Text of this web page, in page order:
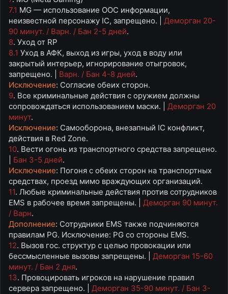
7.1 MG — использование OOC информации,
неизвестной персонажу IC, запрещено. | Деморган 20-
90 минут. / Варн. / Бан 2-5 дней.
8. Уход от RP
8.1 Уход в АФК, выход из игры, уход в воду или
закрытый интерьер, игнорирование отыгровок,
запрещено. | Варн. / Бан 4-8 дней.
Исключение: Согласие обеих сторон.
9. Все криминальные действия с оружием должны
сопровождаться использованием маски. | Деморган 20
минут.
Исключение: Самооборона, внезапный IC конфликт,
действия в Red Zone.
10. Вести огонь из транспортного средства запрещено.
Бан 3-5 дней.
Исключение: Погоня с обеих сторон на транспортных
средствах, проезд мимо враждующих организаций.
11. Любые криминальные действия против сотрудников
EMS в рабочее время запрещены. | Деморган 90 минут.
/ Варн.
Дополнение: Сотрудники EMS также подчиняются
правилам PG. Исключение: PG со стороны EMS.
12. Вызов гос. структур с целью провокации или
бессмысленные вызовы запрещены. | Деморган 15-60
минут. / Бан 2 дня.
13. Провоцировать игроков на нарушение правил
сервера запрещено. | Деморган 35-90 минут. / Бан 3-